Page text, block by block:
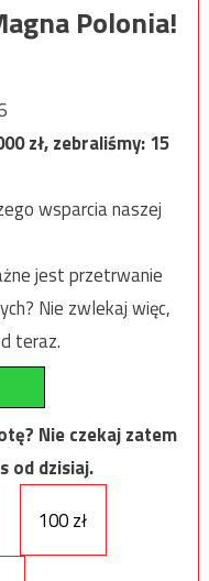
Polonia!
zł, zebraliśmy:15
wsparcia naszej
jest przetrwanie
Nie zwlekaj więc,
teraz.
Nie czekaj zatem
od dzisiaj.
100 zł